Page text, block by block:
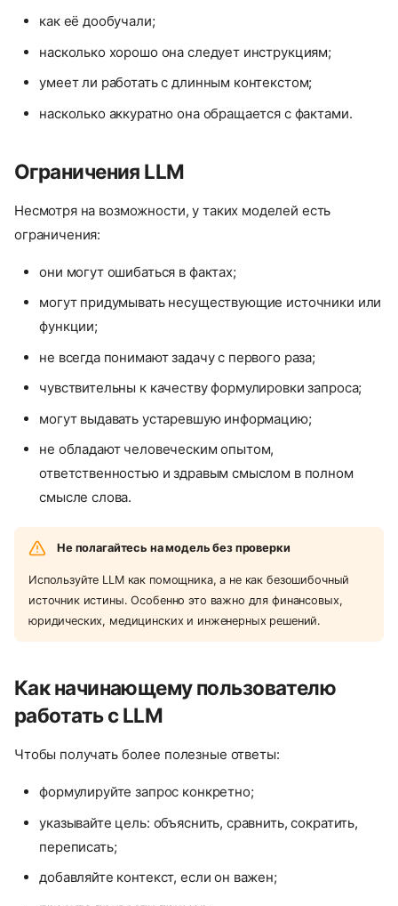
как её дообучали;
насколько хорошо она следует инструкциям;
умеет ли работать с длинным контекстом;
насколько аккуратно она обращается с фактами.
Ограничения LLM
Несмотря на возможности, у таких моделей есть
ограничения:
они могут ошибаться в фактах;
могут придумывать несуществующие источники или
функции;
не всегда понимают задачу с первого раза;
чувствительны к качеству формулировки запроса;
могут выдавать устаревшую информацию;
не обладают человеческим опытом,
ответственностью и здравым смыслом в полном
смысле слова.
Не полагайтесь на модель без проверки
Используйте LLM как помощника, а не как безошибочный
источник истины. Особенно это важно для финансовых,
юридических, медицинских и инженерных решений.
Как начинающему пользователю
работать с LLM
Чтобы получать более полезные ответы:
формулируйте запрос конкретно;
указывайте цель: объяснить, сравнить, сократить,
переписать;
добавляйте контекст, если он важен;